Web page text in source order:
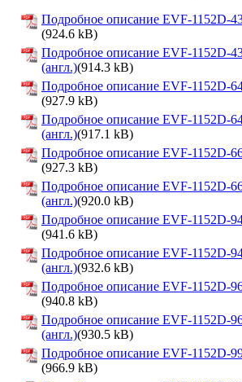
Подробное описание EVF-1152D-
(924.6 kB)
Подробное описание EVF-1152D-
(англ.)(914.3 kB)
Подробное описание EVF-1152D-
(927.9 kB)
Подробное описание EVF-1152D-
(англ.)(917.1 kB)
Подробное описание EVF-1152D-
(927.3 kB)
Подробное описание EVF-1152D-
(англ.)(920.0 kB)
Подробное описание EVF-1152D-
(941.6 kB)
Подробное описание EVF-1152D-
(англ.)(932.6 kB)
Подробное описание EVF-1152D-
(940.8 kB)
Подробное описание EVF-1152D-
(англ.)(930.5 kB)
Подробное описание EVF-1152D-
(966.9 kB)